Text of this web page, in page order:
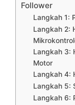
Follower
Langkah 1:
Langkah 2:
Langkah 3:
Motor
Langkah 4:
Langkah 5:
Langkah 6: